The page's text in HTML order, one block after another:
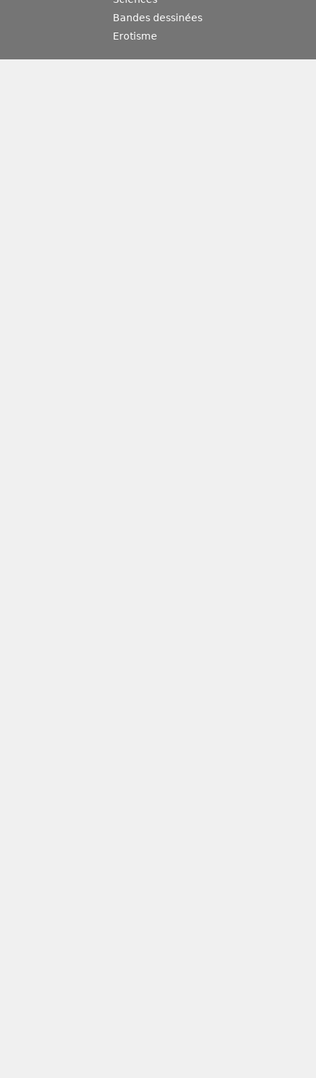
Bandes dessinées
Erotisme